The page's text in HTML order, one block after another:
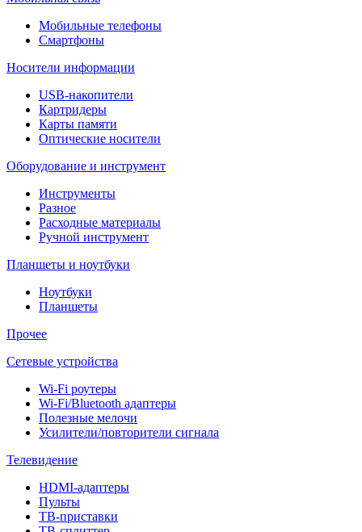
Мобильные телефоны
Смартфоны
Носители информации
USB-накопители
Картридеры
Карты памяти
Оптические носители
Оборудование и инструмент
Инструменты
Разное
Расходные материалы
Ручной инструмент
Планшеты и ноутбуки
Ноутбуки
Планшеты
Прочее
Сетевые устройства
Wi-Fi роутеры
Wi-Fi/Bluetooth адаптеры
Полезные мелочи
Усилители/повторители сигнала
Телевидение
HDMI-адаптеры
Пульты
ТВ-приставки